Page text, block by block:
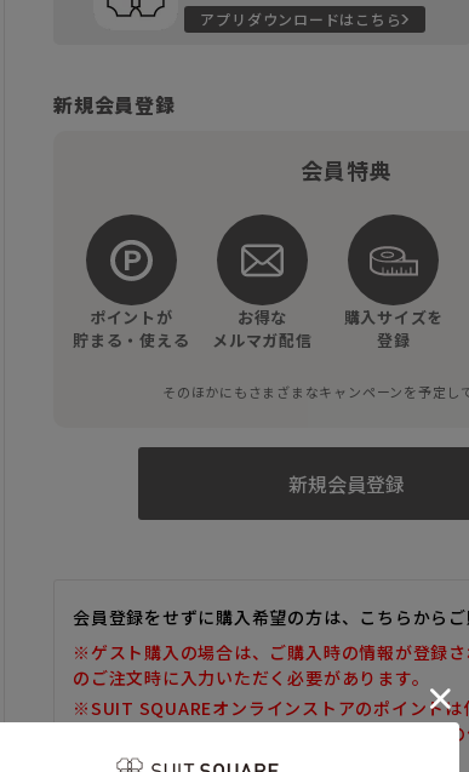
アプリダウンロードはこちら
新規会員登録
会員特典
ポイントが
貯まる・使える
お得な
メルマガ配信
購入サイズを
登録
そのほかにもさまざまなキャンペーンを予定し
新規会員登録
会員登録をせずに購入希望の方は、こちらからご
※ゲスト購入の場合は、ご購入時の情報が登録
のご注文時に入力いただく必要があります。
※SUIT SQUAREオンラインストアのポイントは
また、ゲスト購入後の会員情報統合・ポイント
しかねます。